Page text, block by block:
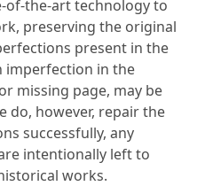
of-the-art technology to
preserving the original
present in the
imperfection in the
missing page, may be
do, however, repair the
successfully, any
intentionally left to
works.